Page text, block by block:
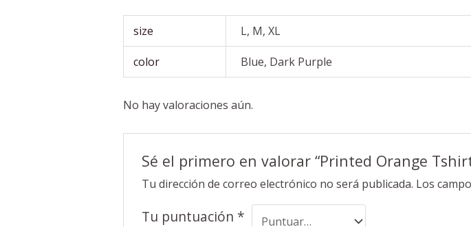
size L, M, XL
color Blue, Dark Purple
No hay valoraciones aún.
Sé el primero en valorar “Printed Orange
Tu dirección de correo electrónico no será publicada. Los
Tu puntuación *